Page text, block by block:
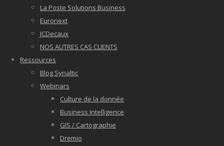
La Poste Solutions Business
Euronext
JCDecaux
NOS AUTRES CAS CLIENTS
Ressources
Blog Synaltic
Webinars
Culture de la donnée
Business Intelligence
GIS / Cartographie
Dremio